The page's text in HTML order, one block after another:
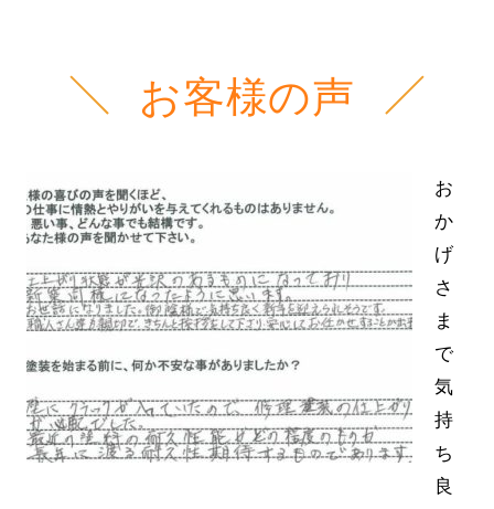
お客様の声
お
か
げ
さ
ま
で
気
持
ち
良